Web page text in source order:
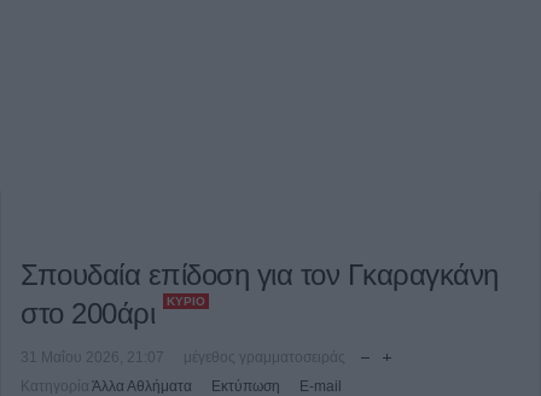
Σπουδαία επίδοση για τον Γκαραγκάνη
στο 200άρι
ΚΎΡΙΟ
31 Μαΐου 2026, 21:07
μέγεθος γραμματοσειράς
Κατηγορία Άλλα Αθλήματα Εκτύπωση E-mail